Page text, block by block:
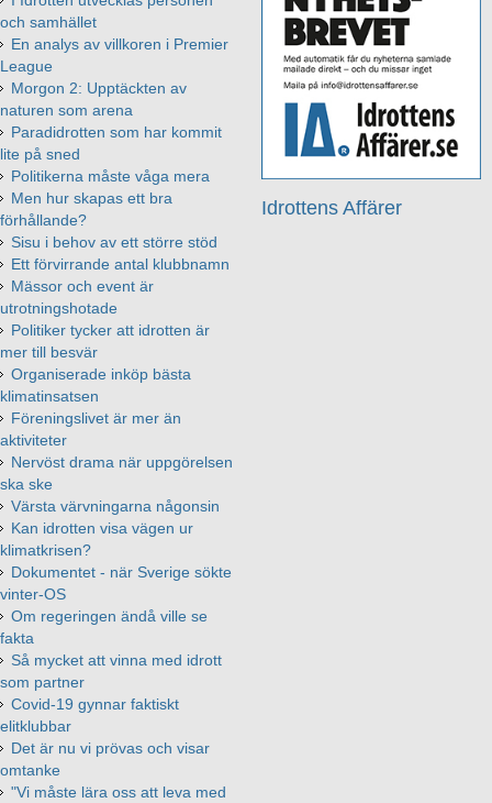
Idrottens Affärer
och samhället
En analys av villkoren i Premier
League
Morgon 2: Upptäckten av
naturen som arena
Paradidrotten som har kommit
lite på sned
Politikerna måste våga mera
Men hur skapas ett bra
förhållande?
Sisu i behov av ett större stöd
Ett förvirrande antal klubbnamn
Mässor och event är
utrotningshotade
Politiker tycker att idrotten är
mer till besvär
Organiserade inköp bästa
klimatinsatsen
Föreningslivet är mer än
aktiviteter
Nervöst drama när uppgörelsen
ska ske
Värsta värvningarna någonsin
Kan idrotten visa vägen ur
klimatkrisen?
Dokumentet - när Sverige sökte
vinter-OS
Om regeringen ändå ville se
fakta
Så mycket att vinna med idrott
som partner
Covid-19 gynnar faktiskt
elitklubbar
Det är nu vi prövas och visar
omtanke
"Vi måste lära oss att leva med